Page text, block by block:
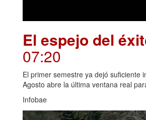
El espejo del
07:20
El primer semestre ya dejó suficiente
Agosto abre la última ventana real
Infobae